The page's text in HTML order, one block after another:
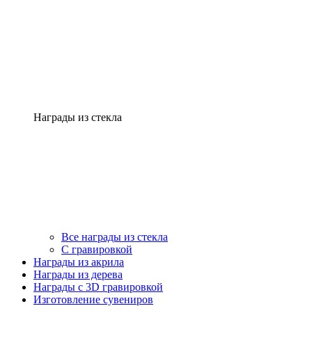
Награды из стекла
Все награды из стекла
С гравировкой
Награды из акрила
Награды из дерева
Награды с 3D гравировкой
Изготовление сувениров